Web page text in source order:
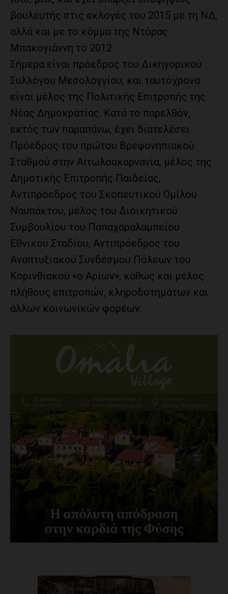
βουλευτής στις εκλογές του 2015 με τη ΝΔ,
αλλά και με το κόμμα της Ντόρας
Μπακογιάννη το 2012.
Σήμερα είναι πρόεδρος του Δικηγορικού
Συλλόγου Μεσολογγίου, και ταυτόχρονα
είναι μέλος της Πολιτικής Επιτροπής της
Νέας Δημοκρατίας. Κατά το παρελθόν,
εκτός των παραπάνω, έχει διατελέσει
Πρόεδρος του πρώτου Βρεφονηπιακού
Σταθμού στην Αιτωλοακαρνανία, μέλος της
Δημοτικής Επιτροπής Παιδείας,
Αντιπρόεδρος του Σκοπευτικού Ομίλου
Ναυπάκτου, μέλος του Διοικητικού
Συμβουλίου του Παπαχαραλαμπείου
Εθνικού Σταδίου, Αντιπρόεδρος του
Αναπτυξιακού Συνδέσμου Πόλεων του
Κορινθιακού «ο Αρίων», καθώς και μέλος
πλήθους επιτροπών, κληροδοτημάτων και
άλλων κοινωνικών φορέων.